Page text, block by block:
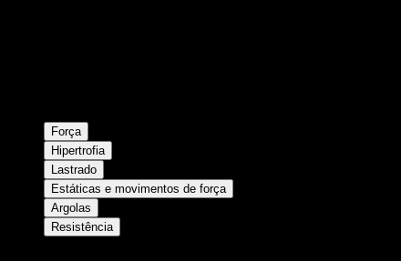
Força
Hipertrofia
Lastrado
Estáticas e movimentos de força
Argolas
Resistência